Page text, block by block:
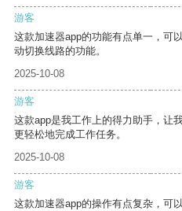
游客
这款加速器app的功能有点单一，可
动切换线路的功能。
2025-10-08
游客
这款app是我工作上的得力助手，让
更轻松地完成工作任务。
2025-10-08
游客
这款加速器app的操作有点复杂，可